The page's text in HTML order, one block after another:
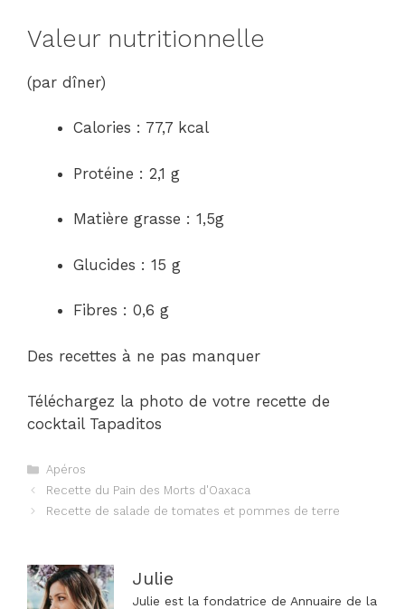
Valeur nutritionnelle
(par dîner)
Calories : 77,7 kcal
Protéine : 2,1 g
Matière grasse : 1,5g
Glucides : 15 g
Fibres : 0,6 g
Des recettes à ne pas manquer
Téléchargez la photo de votre recette de
cocktail Tapaditos
Catégories
Apéros
Navigation
des
Recette du Pain des Morts d'Oaxaca
Recette de salade de tomates et pommes de terre
Julie
Julie est la fondatrice de Annuaire de la